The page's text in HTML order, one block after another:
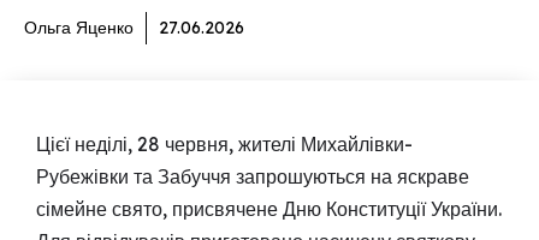
Ольга Яценко 27.06.2026
Цієї неділі, 28 червня, жителі Михайлівки-
Рубежівки та Забуччя запрошуються на яскраве
сімейне свято, присвячене Дню Конституції України.